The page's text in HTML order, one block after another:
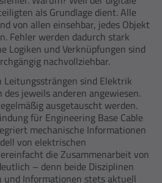
als Grundlage dient. Alle
von allen einsehbar, jedes Objekt
Fehler werden dadurch stark
Logiken und Verknüpfungen sind
nachvollziehbar.
sind Elektrik
jeweils anderen angewiesen.
ausgetauscht werden.
für Engineering Base Cable
mechanische Informationen
von elektrischen
die Zusammenarbeit von
– denn beide Disziplinen
und Informationen stets aktuell